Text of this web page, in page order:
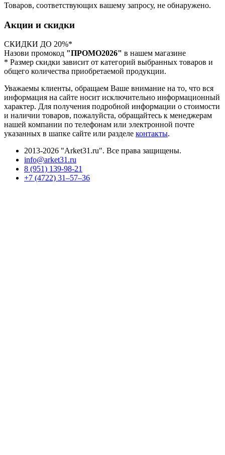
Товаров, соответствующих вашему запросу, не обнаружено.
Акции и скидки
СКИДКИ ДО 20%*
Назови промокод "ПРОМО2026" в нашем магазине
* Размер скидки зависит от категорий выбранных товаров и
общего количества приобретаемой продукции.
Уважаемы клиенты, обращаем Ваше внимание на то, что вся
информация на сайте носит исключительно информационный
характер. Для получения подробной информации о стоимости
и наличии товаров, пожалуйста, обращайтесь к менеджерам
нашей компании по телефонам или электронной почте
указанных в шапке сайте или разделе контакты.
2013-2026 "Arket31.ru". Все права защищены.
info@arket31.ru
8 (951) 139-98-21
+7 (4722) 31‒57‒36